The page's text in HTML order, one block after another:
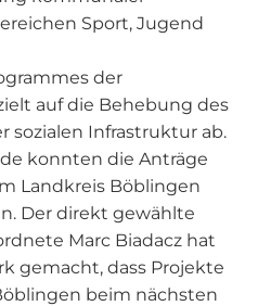
Sport, Jugend
der
auf die Behebung des
sozialen Infrastruktur ab.
konnten die Anträge
Landkreis Böblingen
Der direkt gewählte
Marc Biadacz hat
gemacht, dass Projekte
beim nächsten